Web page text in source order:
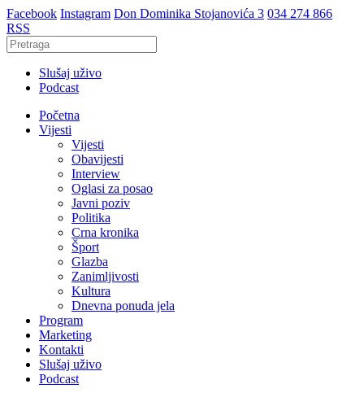
Facebook Instagram Don Dominika Stojanovića 3 034 274 866
RSS
Slušaj uživo
Podcast
Početna
Vijesti
Vijesti
Obavijesti
Interview
Oglasi za posao
Javni poziv
Politika
Crna kronika
Šport
Glazba
Zanimljivosti
Kultura
Dnevna ponuda jela
Program
Marketing
Kontakti
Slušaj uživo
Podcast